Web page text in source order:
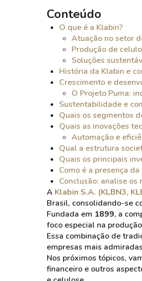
Conteúdo
O que é a Klabin?
Atuação no setor
Produção de
Soluções
História da Klabin e
Crescimento e
O Projeto Puma:
Sustentabilidade e
Quais os segmentos
Quais as inovações
Automação e
Qual a estrutura
Quais os principais
Como é a presença
Conclusão: analise
A Klabin S.A. (KLBN3,
Brasil, consolidando-se
Fundada em 1899, a
foco especial na
Essa combinação de
empresas mais
Nos próximos tópicos,
financeiro e outros